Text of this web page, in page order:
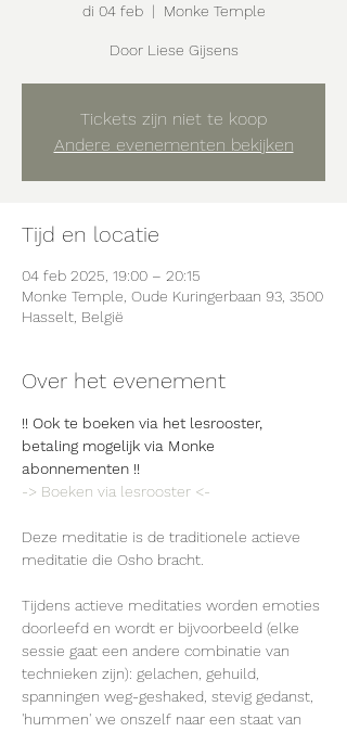
di 04 feb
  |
Monke Temple
Tickets zijn niet te koop
Andere evenementen bekijken
Tijd en locatie
04 feb 2025, 19:00 – 20:15
Monke Temple, Oude Kuringerbaan 93, 3500
Hasselt, België
Over het evenement
!! Ook te boeken via het lesrooster,
betaling mogelijk via Monke
abonnementen !!
-> Boeken via lesrooster <-
Deze meditatie is de traditionele actieve
meditatie die Osho bracht.
Tijdens actieve meditaties worden emoties
doorleefd en wordt er bijvoorbeeld (elke
sessie gaat een andere combinatie van
technieken zijn): gelachen, gehuild,
spanningen weg-geshaked, stevig gedanst,
'hummen' we onszelf naar een staat van